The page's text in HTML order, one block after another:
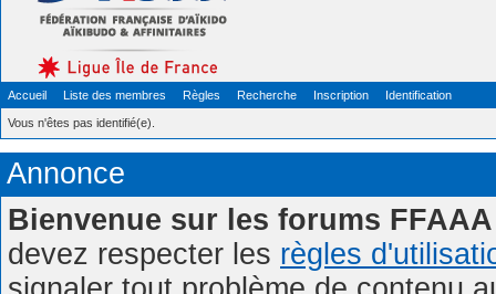
Accueil Liste des membres Règles Recherche Inscription Identification
Vous n'êtes pas identifié(e).
Annonce
Bienvenue sur les forums FFAAA
devez respecter les règles